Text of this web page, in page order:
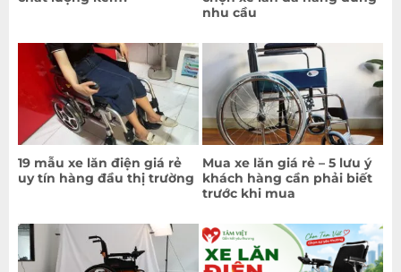
nhu cầu
19 mẫu xe lăn điện giá rẻ
uy tín hàng đầu thị trường
Mua xe lăn giá rẻ – 5 lưu ý
khách hàng cần phải biết
trước khi mua